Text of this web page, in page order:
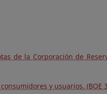
de la Corporación de
y usuarios. (BOE